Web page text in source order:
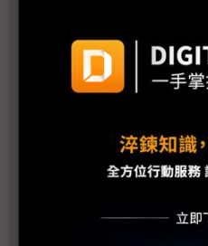
Sony各工廠受地震、海嘯
需求疲弱加上日震 福特3
福島縣政府開始檢測產品
原能會：輻射雲團6日飄
福島第1核電廠發現2具東